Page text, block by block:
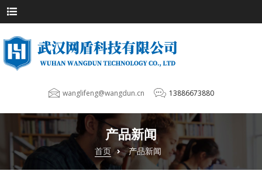
wanglifeng@wangdun.cn 13886673880
产品新闻
首页 产品新闻